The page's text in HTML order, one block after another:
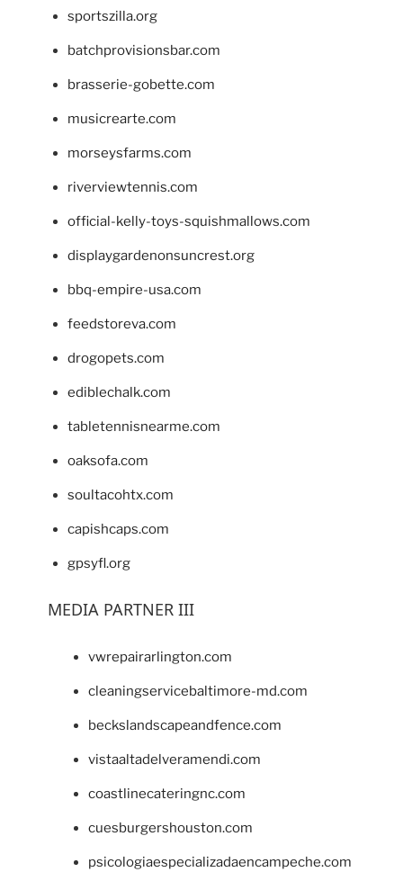
sportszilla.org
batchprovisionsbar.com
brasserie-gobette.com
musicrearte.com
morseysfarms.com
riverviewtennis.com
official-kelly-toys-squishmallows.com
displaygardenonsuncrest.org
bbq-empire-usa.com
feedstoreva.com
drogopets.com
ediblechalk.com
tabletennisnearme.com
oaksofa.com
soultacohtx.com
capishcaps.com
gpsyfl.org
MEDIA PARTNER III
vwrepairarlington.com
cleaningservicebaltimore-md.com
beckslandscapeandfence.com
vistaaltadelveramendi.com
coastlinecateringnc.com
cuesburgershouston.com
psicologiaespecializadaencampeche.com